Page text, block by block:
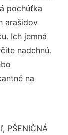
pochúťka
arašidov
Ich jemná
nadchnú.
na
PŠENIČNÁ